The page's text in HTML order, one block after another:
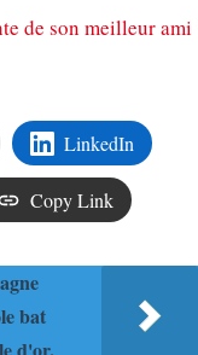
de son meilleur ami
LinkedIn
Copy Link
bat
d'or.